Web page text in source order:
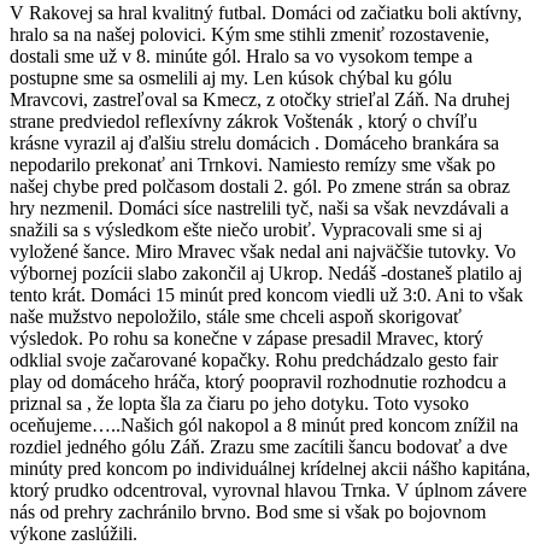
V Rakovej sa hral kvalitný futbal. Domáci od začiatku boli aktívny,
hralo sa na našej polovici. Kým sme stihli zmeniť rozostavenie,
dostali sme už v 8. minúte gól. Hralo sa vo vysokom tempe a
postupne sme sa osmelili aj my. Len kúsok chýbal ku gólu
Mravcovi, zastreľoval sa Kmecz, z otočky strieľal Záň. Na druhej
strane predviedol reflexívny zákrok Voštenák , ktorý o chvíľu
krásne vyrazil aj ďalšiu strelu domácich . Domáceho brankára sa
nepodarilo prekonať ani Trnkovi. Namiesto remízy sme však po
našej chybe pred polčasom dostali 2. gól. Po zmene strán sa obraz
hry nezmenil. Domáci síce nastrelili tyč, naši sa však nevzdávali a
snažili sa s výsledkom ešte niečo urobiť. Vypracovali sme si aj
vyložené šance. Miro Mravec však nedal ani najväčšie tutovky. Vo
výbornej pozícii slabo zakončil aj Ukrop. Nedáš -dostaneš platilo aj
tento krát. Domáci 15 minút pred koncom viedli už 3:0. Ani to však
naše mužstvo nepoložilo, stále sme chceli aspoň skorigovať
výsledok. Po rohu sa konečne v zápase presadil Mravec, ktorý
odklial svoje začarované kopačky. Rohu predchádzalo gesto fair
play od domáceho hráča, ktorý poopravil rozhodnutie rozhodcu a
priznal sa , že lopta šla za čiaru po jeho dotyku. Toto vysoko
oceňujeme…..Našich gól nakopol a 8 minút pred koncom znížil na
rozdiel jedného gólu Záň. Zrazu sme zacítili šancu bodovať a dve
minúty pred koncom po individuálnej krídelnej akcii nášho kapitána,
ktorý prudko odcentroval, vyrovnal hlavou Trnka. V úplnom závere
nás od prehry zachránilo brvno. Bod sme si však po bojovnom
výkone zaslúžili.